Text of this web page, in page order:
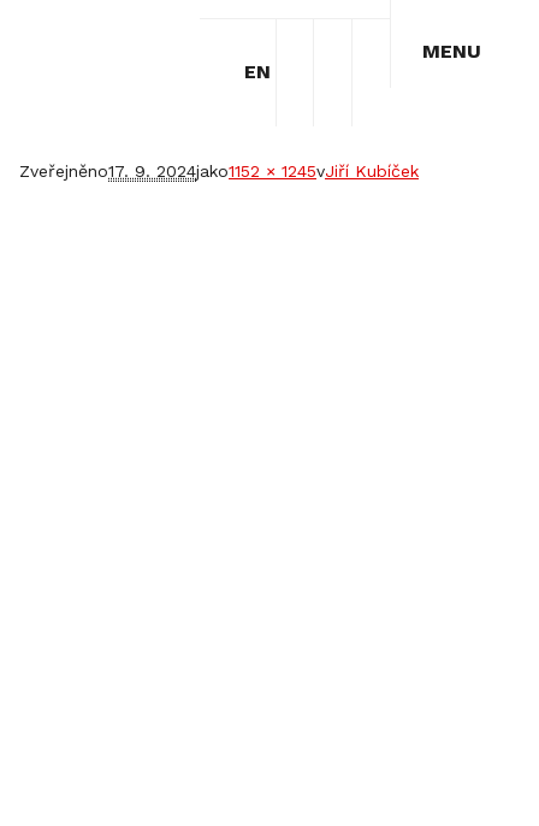
MENU
EN
Zveřejněno17. 9. 2024jako1152 × 1245vJiří Kubíček